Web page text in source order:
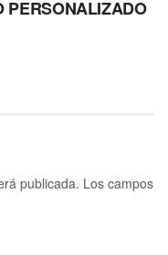
PERSONALIZADO
publicada. Los campos